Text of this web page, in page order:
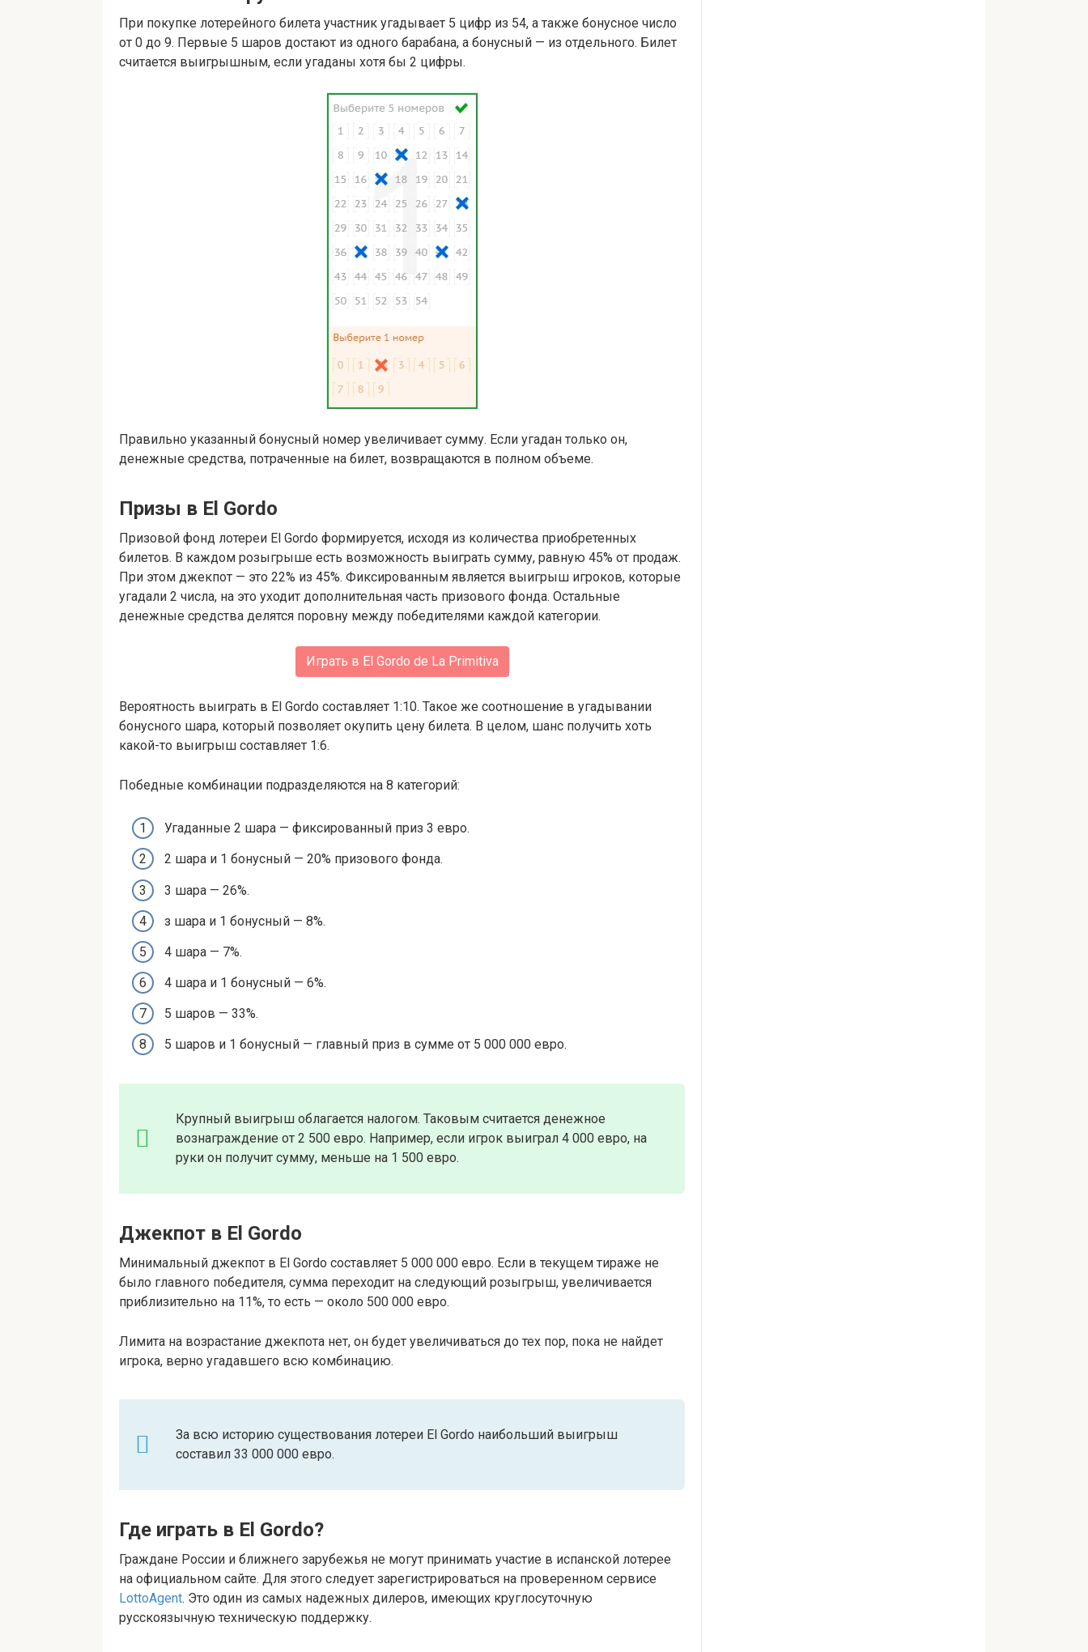
При покупке лотерейного билета участник угадывает 5 цифр из 54, а также бонусное число
от 0 до 9. Первые 5 шаров достают из одного барабана, а бонусный — из отдельного. Билет
считается выигрышным, если угаданы хотя бы 2 цифры.
Правильно указанный бонусный номер увеличивает сумму. Если угадан только он,
денежные средства, потраченные на билет, возвращаются в полном объеме.
Призы в El Gordo
Призовой фонд лотереи El Gordo формируется, исходя из количества приобретенных
билетов. В каждом розыгрыше есть возможность выиграть сумму, равную 45% от продаж.
При этом джекпот — это 22% из 45%. Фиксированным является выигрыш игроков, которые
угадали 2 числа, на это уходит дополнительная часть призового фонда. Остальные
денежные средства делятся поровну между победителями каждой категории.
Играть в El Gordo de La Primitiva
Вероятность выиграть в El Gordo составляет 1:10. Такое же соотношение в угадывании
бонусного шара, который позволяет окупить цену билета. В целом, шанс получить хоть
какой-то выигрыш составляет 1:6.
Победные комбинации подразделяются на 8 категорий:
Угаданные 2 шара — фиксированный приз 3 евро.
2 шара и 1 бонусный — 20% призового фонда.
3 шара — 26%.
з шара и 1 бонусный — 8%.
4 шара — 7%.
4 шара и 1 бонусный — 6%.
5 шаров — 33%.
5 шаров и 1 бонусный — главный приз в сумме от 5 000 000 евро.
Крупный выигрыш облагается налогом. Таковым считается денежное
вознаграждение от 2 500 евро. Например, если игрок выиграл 4 000 евро, на
руки он получит сумму, меньше на 1 500 евро.
Джекпот в El Gordo
Минимальный джекпот в El Gordo составляет 5 000 000 евро. Если в текущем тираже не
было главного победителя, сумма переходит на следующий розыгрыш, увеличивается
приблизительно на 11%, то есть — около 500 000 евро.
Лимита на возрастание джекпота нет, он будет увеличиваться до тех пор, пока не найдет
игрока, верно угадавшего всю комбинацию.
За всю историю существования лотереи El Gordo наибольший выигрыш
составил 33 000 000 евро.
Где играть в El Gordo?
Граждане России и ближнего зарубежья не могут принимать участие в испанской лотерее
на официальном сайте. Для этого следует зарегистрироваться на проверенном сервисе
LottoAgent. Это один из самых надежных дилеров, имеющих круглосуточную
русскоязычную техническую поддержку.